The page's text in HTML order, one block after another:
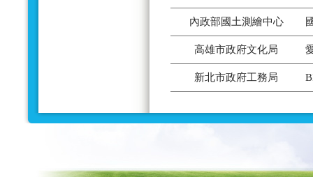
內政部國土測繪中心
高雄市政府文化局
新北市政府工務局